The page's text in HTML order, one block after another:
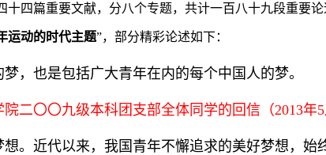
十四篇重要文献，分八个专题，共计一百八十九段重要
运动的时代主题”，部分精彩论述如下：
，也是包括广大青年在内的每个中国人的梦。
〇〇九级本科团支部全体同学的回信（2013年5
。近代以来，我国青年不懈追求的美好梦想，